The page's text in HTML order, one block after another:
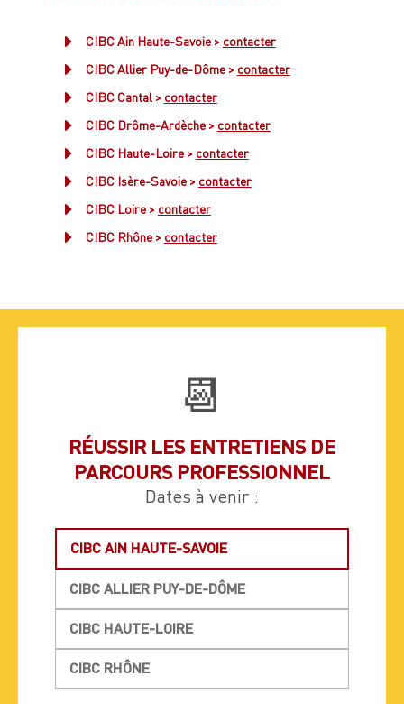
E CIBC Ain Haute-Savoie > contacter
E CIBC Allier Puy-de-Dôme > contacter
E CIBC Cantal > contacter
E CIBC Drôme-Ardèche > contacter
E CIBC Haute-Loire > contacter
E CIBC Isère-Savoie > contacter
E CIBC Loire > contacter
E CIBC Rhône > contacter
📆
RÉUSSIR LES ENTRETIENS DE
PARCOURS PROFESSIONNEL
Dates à venir :
CIBC AIN HAUTE-SAVOIE
CIBC ALLIER PUY-DE-DÔME
CIBC HAUTE-LOIRE
CIBC RHÔNE